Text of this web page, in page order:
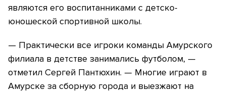
являются его воспитанниками с детско-
юношеской спортивной школы.
— Практически все игроки команды Амурского
филиала в детстве занимались футболом, —
отметил Сергей Пантюхин. — Многие играют в
Амурске за сборную города и выезжают на